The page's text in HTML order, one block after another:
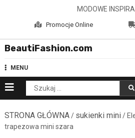
MODOWE
Promocje Online
BeautiFashion.com
MENU
Szukaj:
STRONA GŁÓWNA/ sukienki mini/
trapezowa mini szara